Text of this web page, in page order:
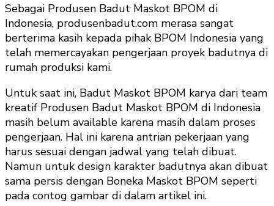
Sebagai Produsen Badut Maskot BPOM di
Indonesia, produsenbadut.com merasa sangat
berterima kasih kepada pihak BPOM Indonesia yang
telah memercayakan pengerjaan proyek badutnya di
rumah produksi kami.
Untuk saat ini, Badut Maskot BPOM karya dari team
kreatif Produsen Badut Maskot BPOM di Indonesia
masih belum available karena masih dalam proses
pengerjaan. Hal ini karena antrian pekerjaan yang
harus sesuai dengan jadwal yang telah dibuat.
Namun untuk design karakter badutnya akan dibuat
sama persis dengan Boneka Maskot BPOM seperti
pada contog gambar di dalam artikel ini.